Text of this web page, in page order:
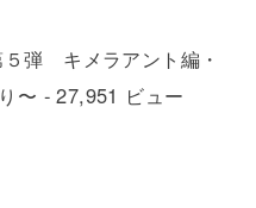
弾 キメラアント編・
〜 - 27,951 ビュー